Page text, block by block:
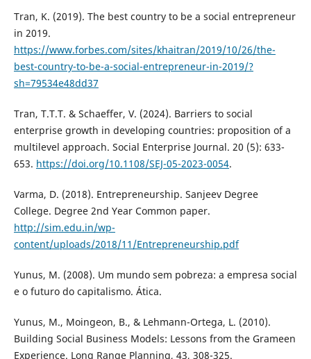
Tran, K. (2019). The best country to be a social entrepreneur
in 2019.
https://www.forbes.com/sites/khaitran/2019/10/26/the-
best-country-to-be-a-social-entrepreneur-in-2019/?
sh=79534e48dd37
Tran, T.T.T. & Schaeffer, V. (2024). Barriers to social
enterprise growth in developing countries: proposition of a
multilevel approach. Social Enterprise Journal. 20 (5): 633-
653. https://doi.org/10.1108/SEJ-05-2023-0054.
Varma, D. (2018). Entrepreneurship. Sanjeev Degree
College. Degree 2nd Year Common paper.
http://sim.edu.in/wp-
content/uploads/2018/11/Entrepreneurship.pdf
Yunus, M. (2008). Um mundo sem pobreza: a empresa social
e o futuro do capitalismo. Ática.
Yunus, M., Moingeon, B., & Lehmann-Ortega, L. (2010).
Building Social Business Models: Lessons from the Grameen
Experience. Long Range Planning, 43, 308-325.